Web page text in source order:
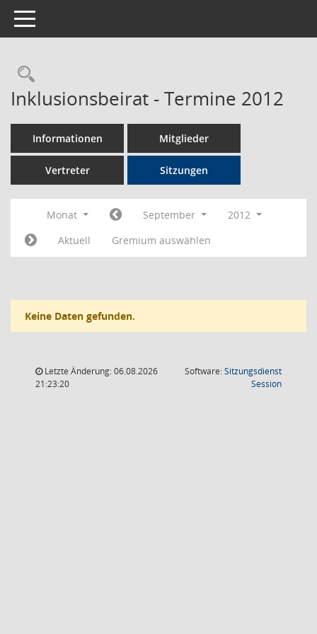
Toggle navigation
Rechercheauswahl
Inklusionsbeirat - Termine 2012
Informationen Mitglieder
Vertreter Sitzungen
Monat September
2012
Aktuell
Gremium auswählen
Keine Daten gefunden.
Letzte Änderung: 06.08.2026
21:23:20
Software:Sitzungsdienst
Session(Wird in